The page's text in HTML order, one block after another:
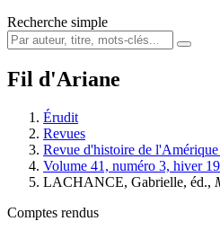
Recherche simple
Fil d'Ariane
Érudit
Revues
Revue d'histoire de l'Amérique
Volume 41, numéro 3, hiver
LACHANCE, Gabrielle, éd.,
Comptes rendus